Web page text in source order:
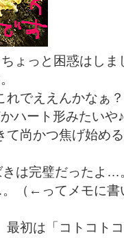
ょっと困惑はしま
れでええんかなぁ
ハート形みたいや
て尚かつ焦げ始め
きは完璧だったよ…
（←ってメモに書
最初は「コトコト